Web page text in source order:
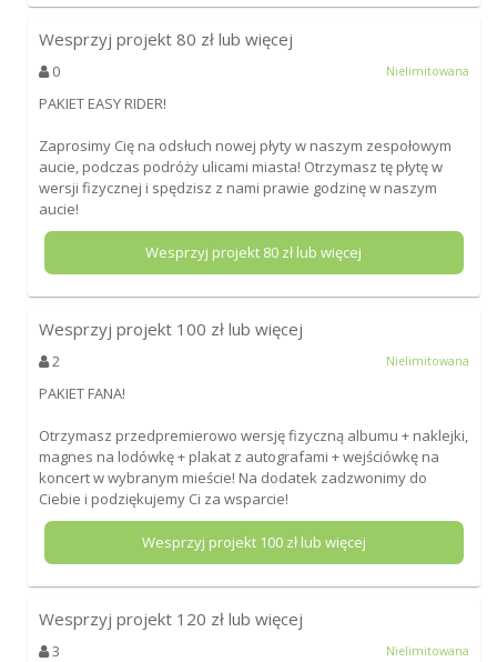
Wesprzyj projekt 80 zł lub więcej
0 Nielimitowana
PAKIET EASY RIDER!
Zaprosimy Cię na odsłuch nowej płyty w naszym zespołowym
aucie, podczas podróży ulicami miasta! Otrzymasz tę płytę w
wersji fizycznej i spędzisz z nami prawie godzinę w naszym
aucie!
Wesprzyj projekt 80 zł lub więcej
Wesprzyj projekt 100 zł lub więcej
2 Nielimitowana
PAKIET FANA!
Otrzymasz przedpremierowo wersję fizyczną albumu + naklejki,
magnes na lodówkę + plakat z autografami + wejściówkę na
koncert w wybranym mieście! Na dodatek zadzwonimy do
Ciebie i podziękujemy Ci za wsparcie!
Wesprzyj projekt 100zł lub więcej
Wesprzyj projekt 120 zł lub więcej
3 Nielimitowana